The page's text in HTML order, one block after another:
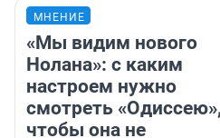
МНЕНИЕ
«Мы видим нового
Нолана»: с каким
настроем нужно
смотреть «Одиссею»,
чтобы она не